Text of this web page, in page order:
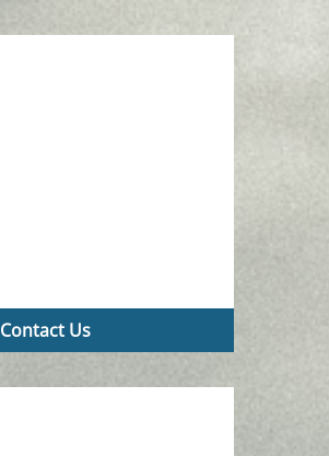
Contact Us